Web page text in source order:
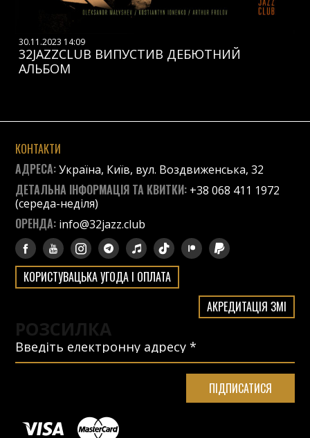
30.11.2023 14:09
32JAZZCLUB ВИПУСТИВ ДЕБЮТНИЙ
АЛЬБОМ
КОНТАКТИ
АДРЕСА:Україна, Київ, вул. Воздвиженська, 32
ДЕТАЛЬНА ІНФОРМАЦІЯ ТА КВИТКИ: +38 068 411 1972
(середа-неділя)
ОРЕНДА: info@32jazz.club
КОРИСТУВАЦЬКА УГОДА І ОПЛАТА
АКРЕДИТАЦІЯ ЗМІ
РОЗСИЛКА